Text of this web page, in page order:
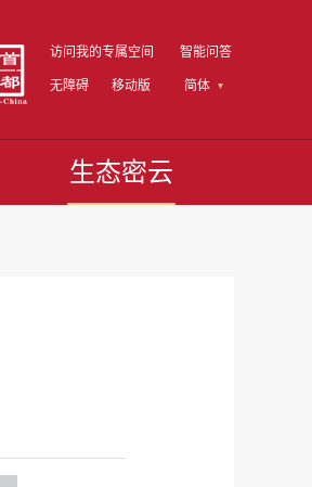
访问我的专属空间 智能问答
无障碍 移动版 简体
生态密云